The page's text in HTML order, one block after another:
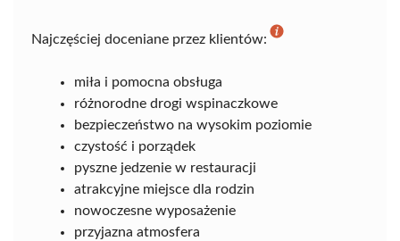
Najczęściej doceniane przez klientów:
miła i pomocna obsługa
różnorodne drogi wspinaczkowe
bezpieczeństwo na wysokim poziomie
czystość i porządek
pyszne jedzenie w restauracji
atrakcyjne miejsce dla rodzin
nowoczesne wyposażenie
przyjazna atmosfera